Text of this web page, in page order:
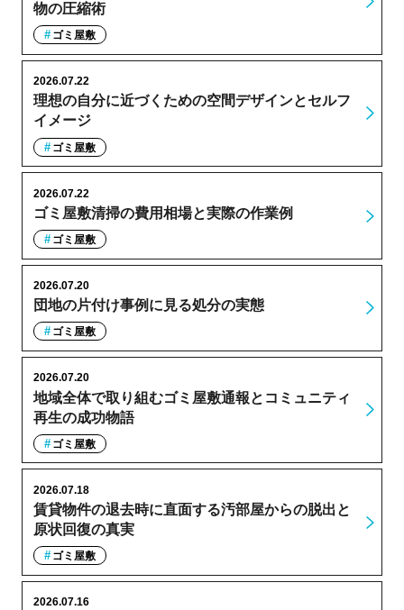
物の圧縮術
ゴミ屋敷
理想の自分に近づくための空間デザインとセルフ
イメージ
2026.07.22
ゴミ屋敷
ゴミ屋敷清掃の費用相場と実際の作業例
2026.07.22
ゴミ屋敷
団地の片付け事例に見る処分の実態
2026.07.20
ゴミ屋敷
地域全体で取り組むゴミ屋敷通報とコミュニティ
再生の成功物語
2026.07.20
ゴミ屋敷
賃貸物件の退去時に直面する汚部屋からの脱出と
原状回復の真実
2026.07.18
ゴミ屋敷
2026.07.16